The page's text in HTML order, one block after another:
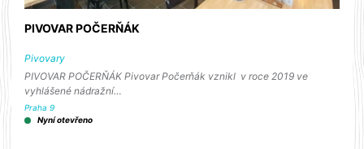
PIVOVAR POČERŇÁK
Pivovary
PIVOVAR POČERŇÁK Pivovar Počerňák vznikl v roce 2019 ve
vyhlášené nádražní…
Praha 9
Nyní otevřeno